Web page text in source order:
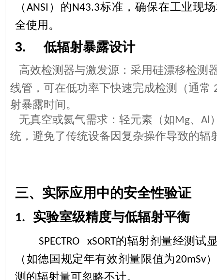
（ANSI ）的N43.3标准，确保在工业现
全使用。
3.低辐射暴露设计
高效检测器与激发源：采用硅漂移检测
线管，可在低功率下快速完成检测（通常
射暴露时间。
无真空或氦气需求：轻元素（如Mg、 Al
统，避免了传统设备因复杂操作导致的辐
三、实际应用中的安全性验证
1. 实验室级精度与低辐射平衡
SPECTRO xSORT的辐射剂量经测试
（如德国规定年有效剂量限值为20mSv
测的辐射量可忽略不计。